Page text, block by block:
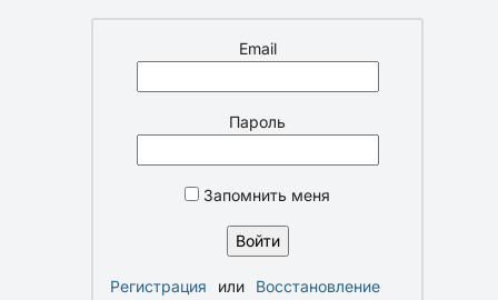
Email
Пароль
Запомнить меня
Регистрация или
Восстановление